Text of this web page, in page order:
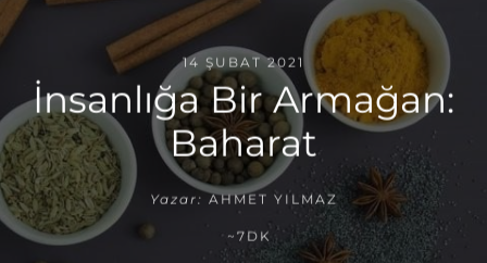
14 ŞUBAT 2021
İnsanlığa Bir Armağan:
Baharat
Yazar: AHMET YILMAZ
~7DK